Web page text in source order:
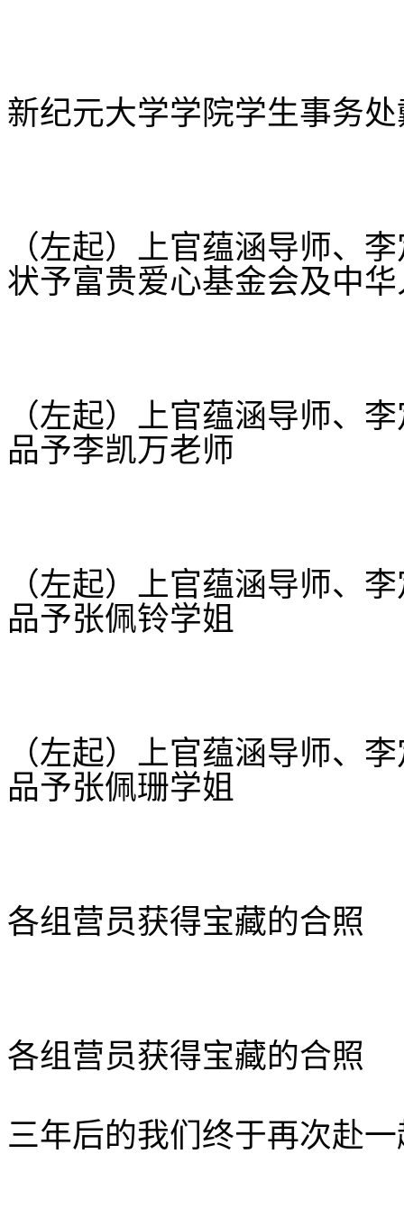
新纪元大学学院学生事务
（左起）上官蕴涵导师、
状予富贵爱心基金会及中
（左起）上官蕴涵导师、
品予李凯万老师
（左起）上官蕴涵导师、
品予张佩铃学姐
（左起）上官蕴涵导师、
品予张佩珊学姐
各组营员获得宝藏的合照
各组营员获得宝藏的合照
三年后的我们终于再次赴